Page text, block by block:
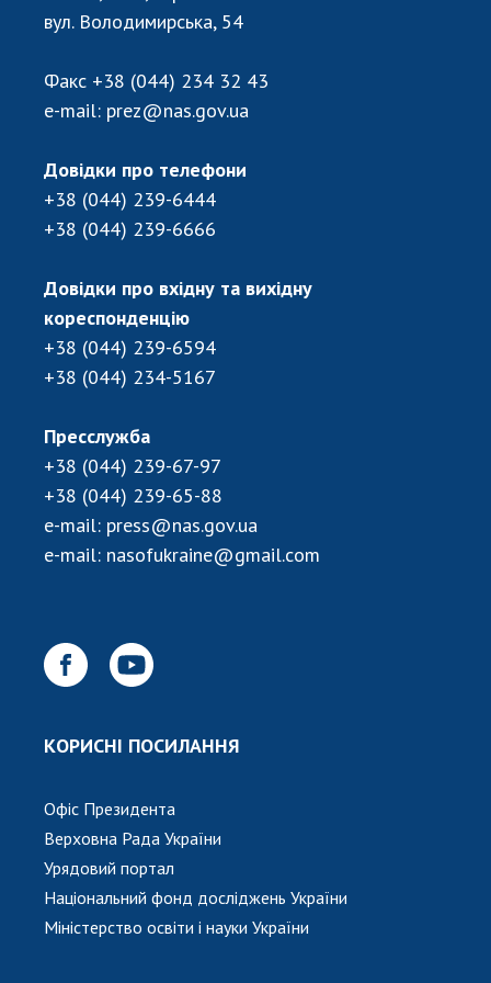
Відкрита наука в НАН України
Підготовка наукових кадрів
Робота з молоддю
Членство в міжнародних організаціях
Міжнародні угоди
ДОКУМЕНТИ
Нормативні акти НАН України
Державний бюджет НАН України
Бланки документів
НОВИНИ
ЗАСІДАННЯ ПРЕЗИДІЇ НАН УКРАЇНИ
АКАДЕМІЯ КОМЕНТУЄ
КАБІНЕТ
вул. Володимирська, 54
Факс +38 (044) 234 32 43
e-mail: prez@nas.gov.ua
Довідки про телефони
+38 (044) 239-6444
+38 (044) 239-6666
Довідки про вхідну та вихідну
кореспонденцію
+38 (044) 239-6594
+38 (044) 234-5167
Пресслужба
+38 (044) 239-67-97
+38 (044) 239-65-88
e-mail: press@nas.gov.ua
e-mail: nasofukraine@gmail.com
КОРИСНІ ПОСИЛАННЯ
Офіс Президента
Верховна Рада України
Урядовий портал
Національний фонд досліджень України
Міністерство освіти і науки України